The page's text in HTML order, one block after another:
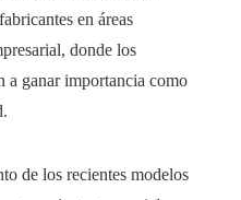
en áreas
donde los
a ganar importancia como
de los recientes modelos